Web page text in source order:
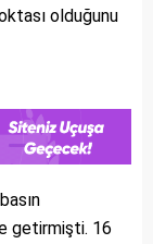
olduğunu
getirmişti. 16